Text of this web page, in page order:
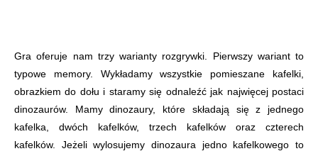
Gra oferuje nam trzy warianty rozgrywki. Pierwszy wariant to
typowe memory. Wykładamy wszystkie pomieszane kafelki,
obrazkiem do dołu i staramy się odnaleźć jak najwięcej postaci
dinozaurów. Mamy dinozaury, które składają się z jednego
kafelka, dwóch kafelków, trzech kafelków oraz czterech
kafelków. Jeżeli wylosujemy dinozaura jedno kafelkowego to